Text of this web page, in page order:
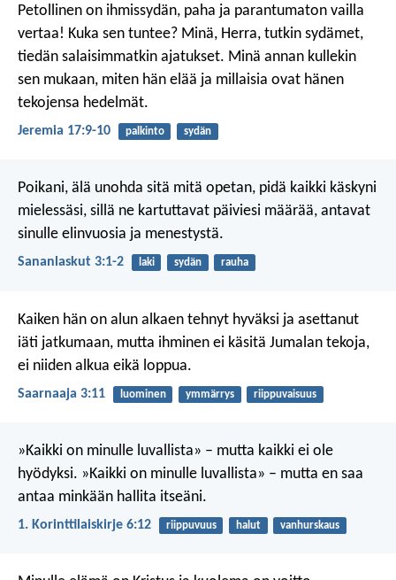
Petollinen on ihmissydän, paha ja parantumaton vailla
vertaa! Kuka sen tuntee? Minä, Herra, tutkin sydämet,
tiedän salaisimmatkin ajatukset. Minä annan kullekin
sen mukaan, miten hän elää ja millaisia ovat hänen
tekojensa hedelmät.
Jeremia 17:9-10 palkinto sydän
Poikani, älä unohda sitä mitä opetan, pidä kaikki käskyni
mielessäsi, sillä ne kartuttavat päiviesi määrää, antavat
sinulle elinvuosia ja menestystä.
Sananlaskut 3:1-2 laki sydän rauha
Kaiken hän on alun alkaen tehnyt hyväksi ja asettanut
iäti jatkumaan, mutta ihminen ei käsitä Jumalan tekoja,
ei niiden alkua eikä loppua.
Saarnaaja 3:11 luominen ymmärrys riippuvaisuus
»Kaikki on minulle luvallista» – mutta kaikki ei ole
hyödyksi. »Kaikki on minulle luvallista» – mutta en saa
antaa minkään hallita itseäni.
1. Korinttilaiskirje 6:12 riippuvuus halut vanhurskaus